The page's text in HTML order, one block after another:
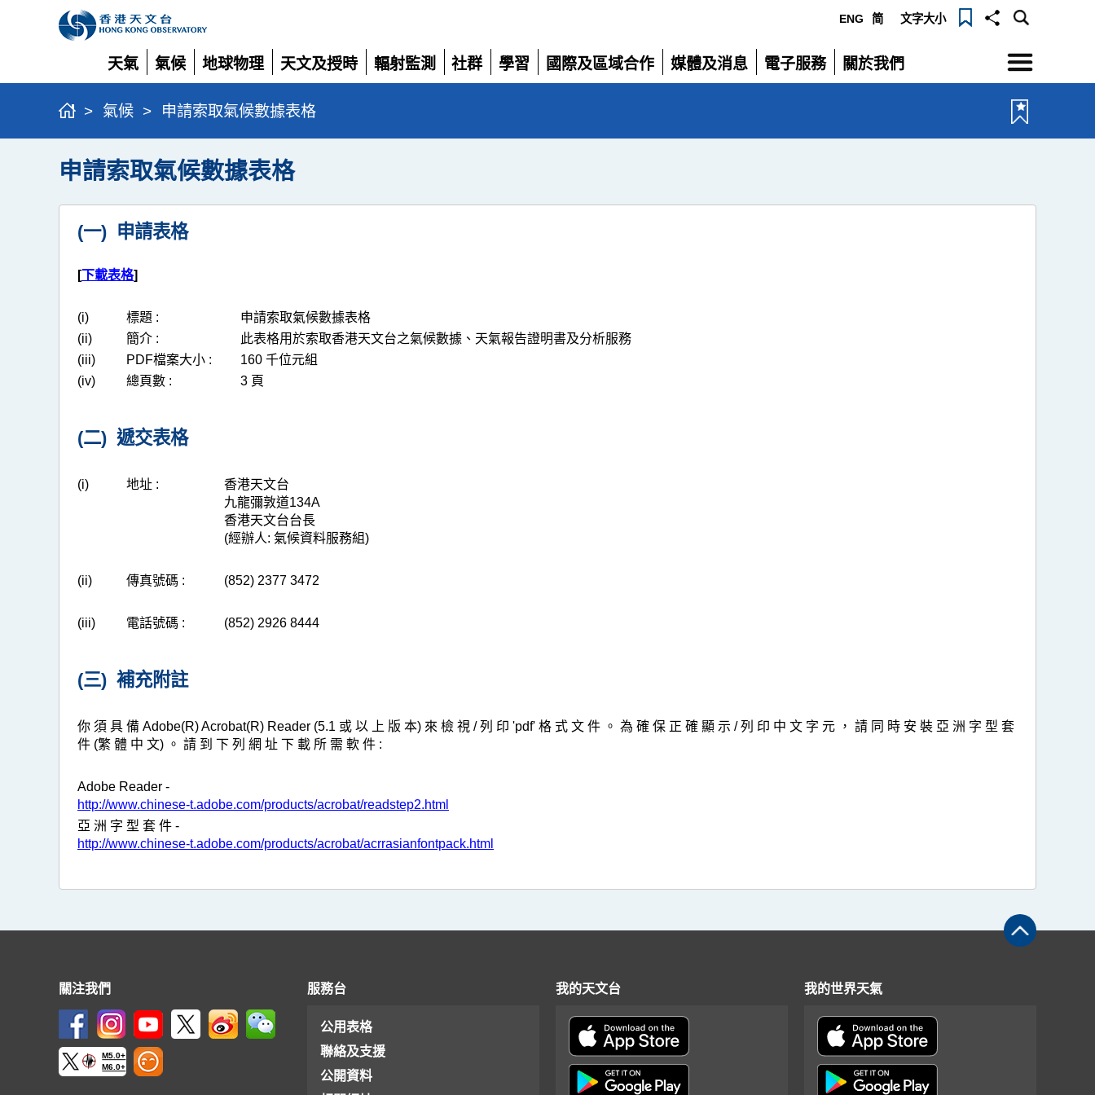
ENG 简 文字大小
天氣
展
開
氣候
展
開
地球物理
展
開
天文及授時
展
開
輻射監測
展
社群
展
學習
展
國際及區域合作
展
媒體及消息
展
電子服務
展
關於我們
展
選
單
> 氣候 > 申請索取氣候數據表格
申請索取氣候數據表格
(一) 申請表格
[下載表格]
(i) 標題 :
申請索取氣候數據表格
(ii)
簡介 :
此表格用於索取香港天文台之氣候數據、天氣報告證明書及分析服務
(iii)
PDF檔案大小 :
160 千位元組
(iv)
總頁數 : 3 頁
(二) 遞交表格
(i) 地址 :
香港天文台
九龍彌敦道134A
香港天文台台長
(經辦人: 氣候資料服務組)
(ii) 傳真號碼 : (852) 2377 3472
(iii) 電話號碼 : (852) 2926 8444
(三) 補充附註
你 須 具 備 Adobe(R) Acrobat(R) Reader (5.1 或 以 上 版 本) 來 檢 視 / 列 印 'pdf' 格 式 文 件 。 為 確 保 正 確 顯 示 / 列 印 中 文 字 元 ， 請 同 時 安 裝 亞 洲 字 型 套
件 (繁 體 中 文) 。 請 到 下 列 網 址 下 載 所 需 軟 件 :
Adobe Reader -
http://www.chinese-t.adobe.com/products/acrobat/readstep2.html
亞 洲 字 型 套 件 -
http://www.chinese-t.adobe.com/products/acrobat/acrrasianfontpack.html
關注我們
M5.0+
M6.0+
服務台
公用表格
聯絡及支援
公開資料
我的天文台 我的世界天氣